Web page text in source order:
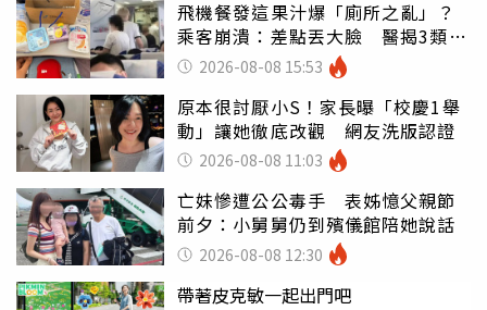
飛機餐發這果汁爆「廁所之亂」？
乘客崩潰：差點丟大臉 醫揭3類人
別亂喝
2026-08-08 15:53
原本很討厭小S！家長曝「校慶1舉
動」讓她徹底改觀 網友洗版認證
2026-08-08 11:03
亡妹慘遭公公毒手 表姊憶父親節
前夕：小舅舅仍到殯儀館陪她說話
2026-08-08 12:30
帶著皮克敏一起出門吧